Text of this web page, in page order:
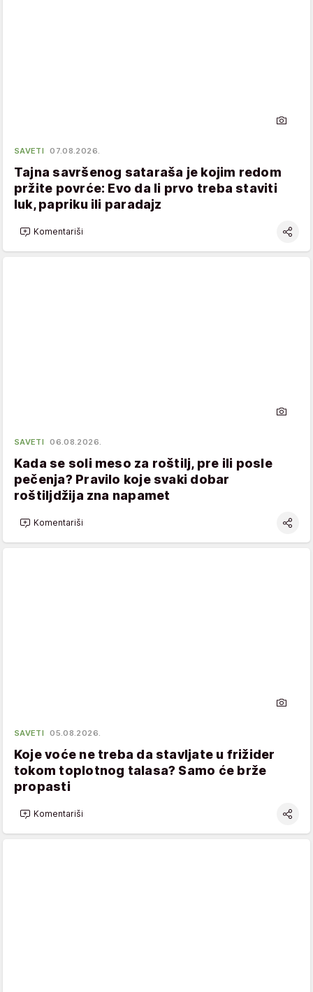
SAVETI 07.08.2026.
Tajna savršenog sataraša je kojim redom
pržite povrće: Evo da li prvo treba staviti
luk, papriku ili paradajz
Komentariši
SAVETI 06.08.2026.
Kada se soli meso za roštilj, pre ili posle
pečenja? Pravilo koje svaki dobar
roštiljdžija zna napamet
Komentariši
SAVETI 05.08.2026.
Koje voće ne treba da stavljate u frižider
tokom toplotnog talasa? Samo će brže
propasti
Komentariši